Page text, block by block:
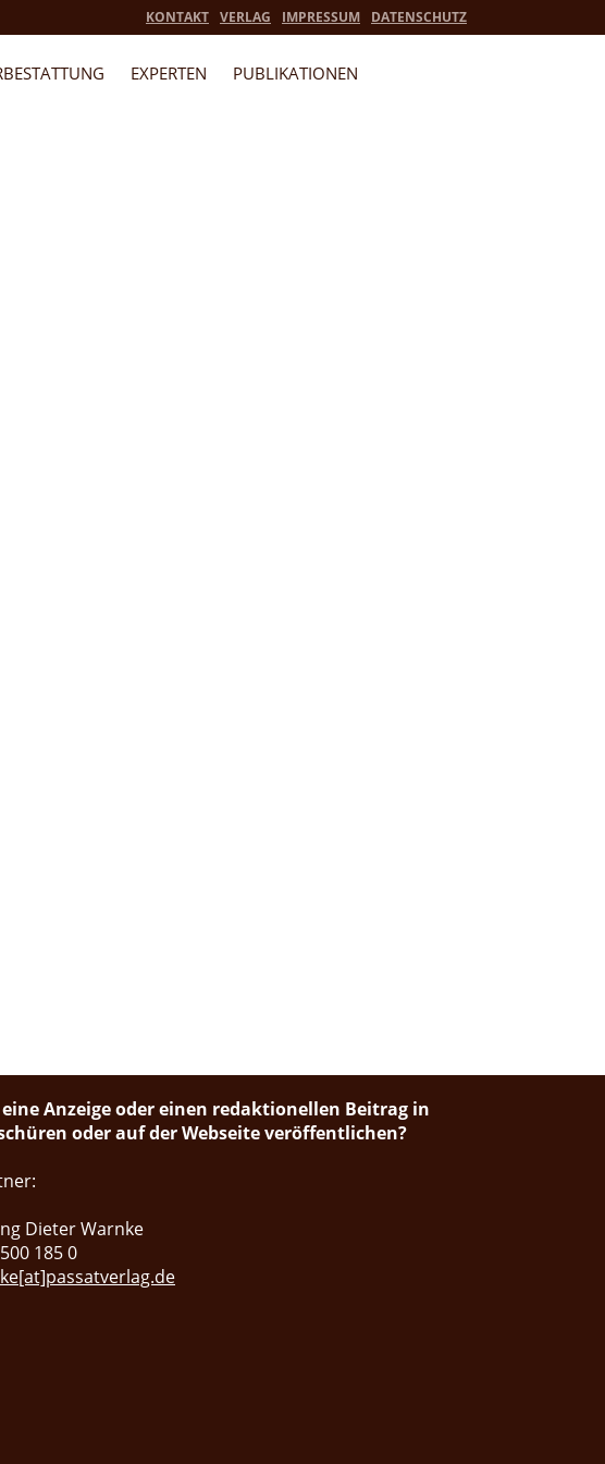
KONTAKT VERLAG IMPRESSUM DATENSCHUTZ
EXPERTEN PUBLIKATIONEN
Anzeige oder einen redaktionellen Beitrag in
oder auf der Webseite veröffentlichen?
Dieter Warnke
185 0